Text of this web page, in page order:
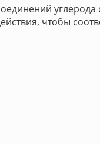
углерода
чтобы